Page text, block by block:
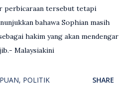
perbicaraan tersebut tetapi
bahawa Sophian masih
hakim yang akan mendengar
Malaysiakini
POLITIK SHARE